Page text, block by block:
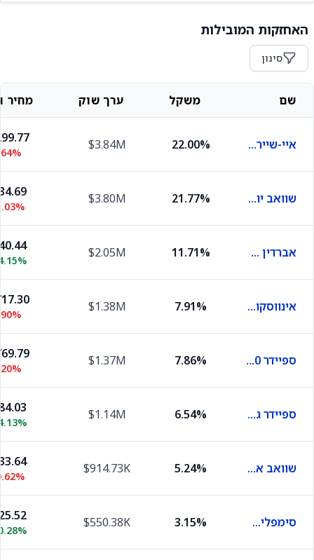
האחזקות המובילות
סינון
שם משקל ערך שוק מחיר
איי-שיירס ראסל 2000 22.00%
$3.84M
שוואב יו אס סמול קאפ 21.77%
$3.80M
אברדין סטנדרד פיזיקל גולד שיירס 11.71%
$2.05M
אינווסקו QQQ 7.91%
$1.38M
ספיידר S&P 500 7.86%
$1.37M
ספיידר גולד מיני-שרס 6.54%
$1.14M
שוואב ארה"ב דיבידנד 5.24%
$914.73K
סימפליפיי מנג'ד פיוצ'רס סטרטג'י 3.15%
$550.38K